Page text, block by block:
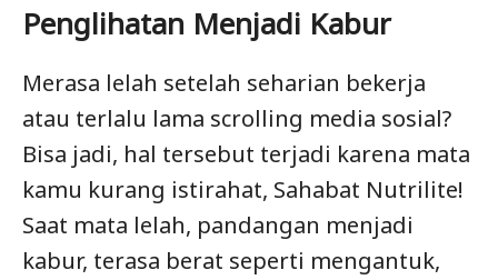
Penglihatan Menjadi Kabur
Merasa lelah setelah seharian bekerja
atau terlalu lama scrolling media sosial?
Bisa jadi, hal tersebut terjadi karena mata
kamu kurang istirahat, Sahabat Nutrilite!
Saat mata lelah, pandangan menjadi
kabur, terasa berat seperti mengantuk,